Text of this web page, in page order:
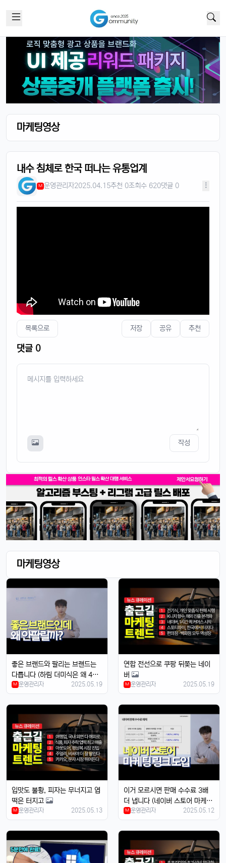
마케팅영상
내수 침체로 한국 떠나는 유통업계
M 운영관리자2025.04.15추천 0조회수 620댓글 0
목록으로 저장 공유 추천
댓글 0
작성
마케팅영상
좋은 브랜드와 팔리는 브랜드는
다릅니다 (하림 더미식은 왜 4천
억 적자를 냈을까?)
M 운영관리자 2025.05.19
연합 전선으로 쿠팡 뒤쫓는 네이
버
M 운영관리자 2025.05.19
입맛도 불황, 피자는 무너지고 엽
떡은 터지고
M 운영관리자 2025.05.13
이거 모르시면 판매 수수료 3배
더 냅니다 (네이버 스토어 마케팅
링크 정책)
M 운영관리자 2025.05.12